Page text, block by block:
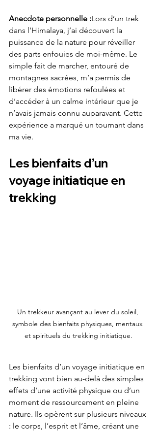
Anecdote personnelle :Lors d’un trek
dans l’Himalaya, j’ai découvert la
puissance de la nature pour réveiller
des parts enfouies de moi-même. Le
simple fait de marcher, entouré de
montagnes sacrées, m’a permis de
libérer des émotions refoulées et
d’accéder à un calme intérieur que je
n’avais jamais connu auparavant. Cette
expérience a marqué un tournant dans
ma vie.
Les bienfaits d’un
voyage initiatique en
trekking
Un trekkeur avançant au lever du soleil,
symbole des bienfaits physiques, mentaux
et spirituels du trekking initiatique.
Les bienfaits d’un voyage initiatique en
trekking vont bien au-delà des simples
effets d’une activité physique ou d’un
moment de ressourcement en pleine
nature. Ils opèrent sur plusieurs niveaux
: le corps, l’esprit et l’âme, créant une